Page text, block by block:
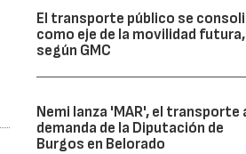
El transporte público se
como eje de la movilidad futura,
según GMC
Nemi lanza 'MAR', el transporte
demanda de la Diputación de
Burgos en Belorado